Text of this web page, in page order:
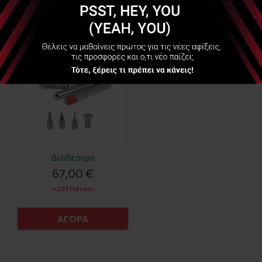
FIAB
PG330 Στυλό
Ηλκτροδιέγερσης/
μασάζ με 4 κεφαλές
(Electrostimulation
Διαθέσιμο
67,00 €
+201 Πόντοι
ΑΓΟΡΑ